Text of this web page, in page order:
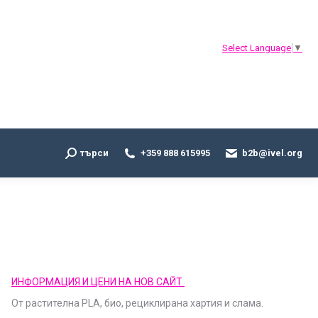
Select Language ▼
Search:
търси +359 888 615995 b2b@ivel.org
ИНФОРМАЦИЯ И ЦЕНИ НА НОВ САЙТ
От растителна PLA, био, рециклирана хартия и слама.